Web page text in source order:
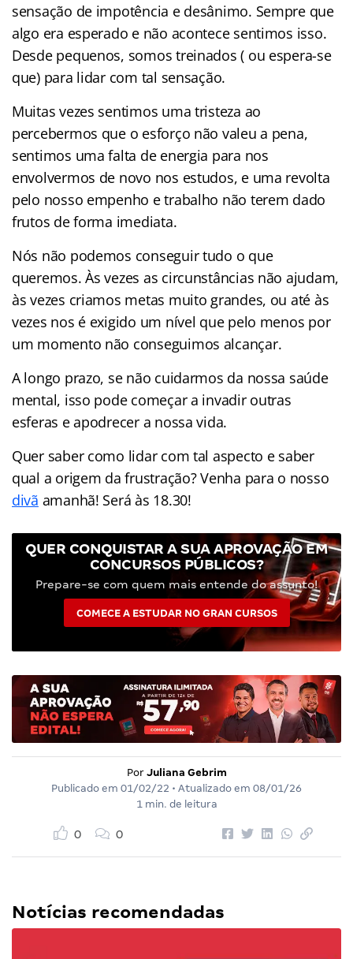
sensação de impotência e desânimo. Sempre que
algo era esperado e não acontece sentimos isso.
Desde pequenos, somos treinados ( ou espera-se
que) para lidar com tal sensação.
Muitas vezes sentimos uma tristeza ao
percebermos que o esforço não valeu a pena,
sentimos uma falta de energia para nos
envolvermos de novo nos estudos, e uma revolta
pelo nosso empenho e trabalho não terem dado
frutos de forma imediata.
Nós não podemos conseguir tudo o que
queremos. Às vezes as circunstâncias não ajudam,
às vezes criamos metas muito grandes, ou até às
vezes nos é exigido um nível que pelo menos por
um momento não conseguimos alcançar.
A longo prazo, se não cuidarmos da nossa saúde
mental, isso pode começar a invadir outras
esferas e apodrecer a nossa vida.
Quer saber como lidar com tal aspecto e saber
qual a origem da frustração? Venha para o nosso
divã amanhã! Será às 18.30!
QUER CONQUISTAR A SUA APROVAÇÃO EM
CONCURSOS PÚBLICOS?
Prepare-se com quem mais entende do assunto!
COMECE A ESTUDAR NO GRAN CURSOS
Por Juliana Gebrim
Publicado em 01/02/22 • Atualizado em 08/01/26
1 min. de leitura
0 0
Notícias recomendadas